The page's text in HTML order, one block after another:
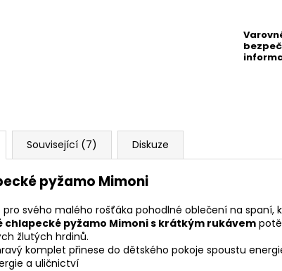
Související (7) Diskuze
pyžamo Mimoni
pro svého malého rošťáka pohodlné oblečení na spaní,
chlapecké pyžamo Mimoni s krátkým rukávem
žlutých hrdinů.
komplet přinese do dětského pokoje spoustu
a uličnictví